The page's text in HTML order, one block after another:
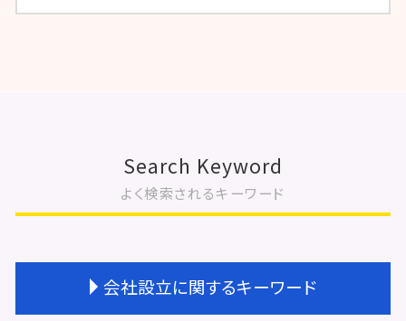
Search Keyword
よく検索されるキーワード
会社設立に関するキーワード